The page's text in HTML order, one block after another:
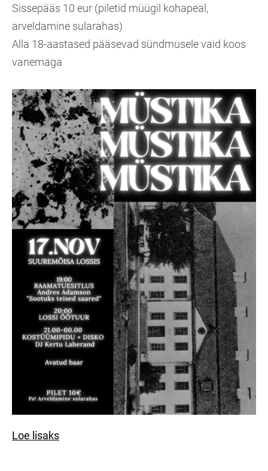
Sissepääs 10 eur (piletid müügil kohapeal,
arveldamine sularahas)
Alla 18-aastased pääsevad sündmusele vaid koos
vanemaga
Loe lisaks